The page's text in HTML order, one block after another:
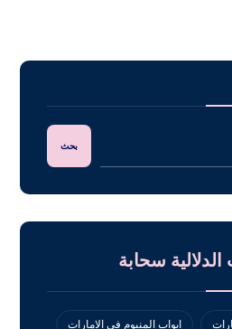
الدلالية سحابة
ابواب المنيوم في الامارات